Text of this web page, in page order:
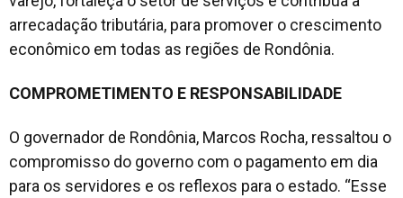
arrecadação tributária, para promover o crescimento
econômico em todas as regiões de Rondônia.
COMPROMETIMENTO E RESPONSABILIDADE
O governador de Rondônia, Marcos Rocha, ressaltou o
compromisso do governo com o pagamento em dia
para os servidores e os reflexos para o estado. “Esse